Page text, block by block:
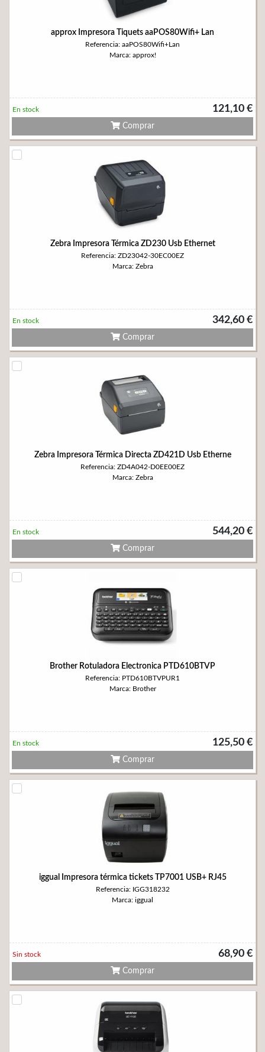
approx Impresora Tiquets aaPOS80Wifi+ Lan
Referencia: aaPOS80Wifi+Lan
Marca: approx!
121,10 €
En stock
Comprar
Zebra Impresora Térmica ZD230 Usb Ethernet
Referencia: ZD23042-30EC00EZ
Marca: Zebra
342,60 €
En stock
Comprar
Zebra Impresora Térmica Directa ZD421D Usb Etherne
Referencia: ZD4A042-D0EE00EZ
Marca: Zebra
544,20 €
En stock
Comprar
Brother Rotuladora Electronica PTD610BTVP
Referencia: PTD610BTVPUR1
Marca: Brother
125,50 €
En stock
Comprar
iggual Impresora térmica tickets TP7001 USB+ RJ45
Referencia: IGG318232
Marca: iggual
68,90 €
Sin stock
Comprar